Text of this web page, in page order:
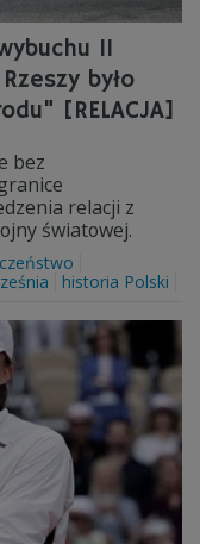
II
było
[RELACJA]
bez
relacji z
światowej.
historia Polski